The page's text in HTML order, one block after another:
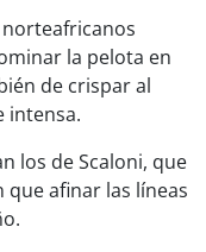
la pelota en
de crispar al
intensa.
los de Scaloni, que
afinar las líneas